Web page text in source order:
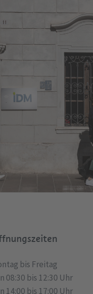
bis Freitag
08:30 bis 12:30 Uhr
14:00 bis 17:00 Uhr